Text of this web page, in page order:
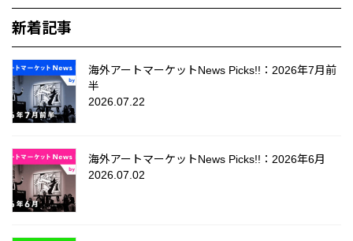
新着記事
海外アートマーケットNews Picks!!：2026年7月前
半
2026.07.22
海外アートマーケットNews Picks!!：2026年6月
2026.07.02